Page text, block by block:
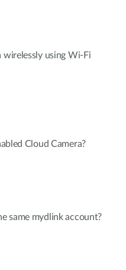
wirelessly using Wi-Fi
Cloud Camera?
same mydlink account?